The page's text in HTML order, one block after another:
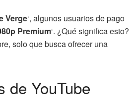
Verge‘, algunos usuarios de pago
Premium‘. ¿Qué significa esto?
solo que busca ofrecer una
de YouTube